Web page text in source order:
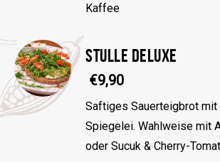
Kaffee
STULLE DELUXE
€9,90
Saftiges Sauerteigbrot mit
Spiegelei. Wahlweise mit
oder Sucuk & Cherry-